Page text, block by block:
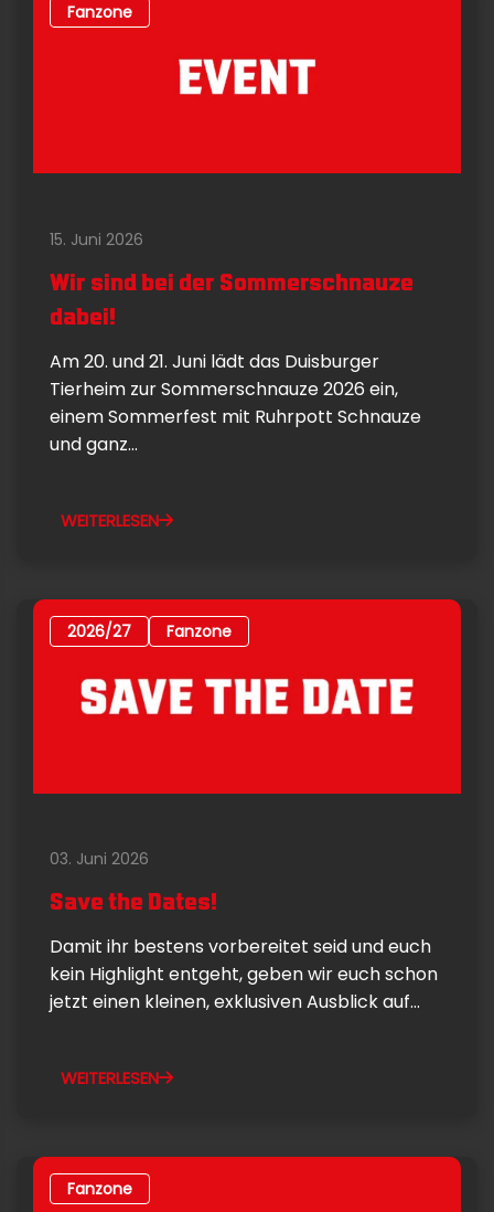
Fanzone
15. Juni 2026
Wir sind bei der Sommerschnauze
dabei!
Am 20. und 21. Juni lädt das Duisburger
Tierheim zur Sommerschnauze 2026 ein,
einem Sommerfest mit Ruhrpott Schnauze
und ganz...
WEITERLESEN
2026/27 Fanzone
03. Juni 2026
Save the Dates!
Damit ihr bestens vorbereitet seid und euch
kein Highlight entgeht, geben wir euch schon
jetzt einen kleinen, exklusiven Ausblick auf...
WEITERLESEN
Fanzone